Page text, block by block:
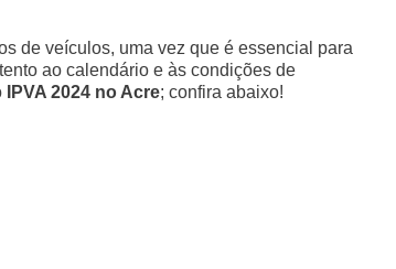
de veículos, uma vez que é essencial para
ao calendário e às condições de
IPVA 2024 no Acre; confira abaixo!